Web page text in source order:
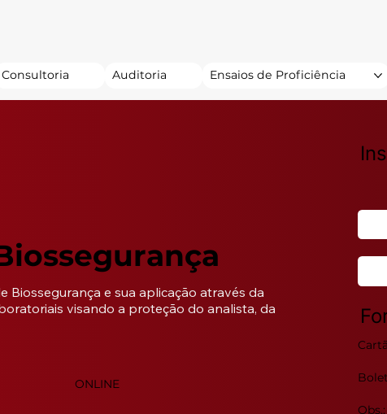
Consultoria Auditoria Ensaios de Proficiência
Biossegurança e sua aplicação através da
visando a proteção do analista, da
ONLINE